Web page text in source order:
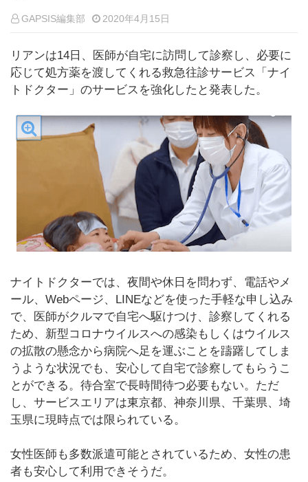
GAPSIS編集部 2020年4月15日
リアンは14日、医師が自宅に訪問して診察し、必要に
応じて処方薬を渡してくれる救急往診サービス「ナイ
トドクター」のサービスを強化したと発表した。
ナイトドクターでは、夜間や休日を問わず、電話やメ
ール、Webページ、LINEなどを使った手軽な申し込み
で、医師がクルマで自宅へ駆けつけ、診察してくれる
ため、新型コロナウイルスへの感染もしくはウイルス
の拡散の懸念から病院へ足を運ぶことを躊躇してしま
うような状況でも、安心して自宅で診察してもらうこ
とができる。待合室で長時間待つ必要もない。ただ
し、サービスエリアは東京都、神奈川県、千葉県、埼
玉県に現時点では限られている。
女性医師も多数派遣可能とされているため、女性の患
者も安心して利用できそうだ。